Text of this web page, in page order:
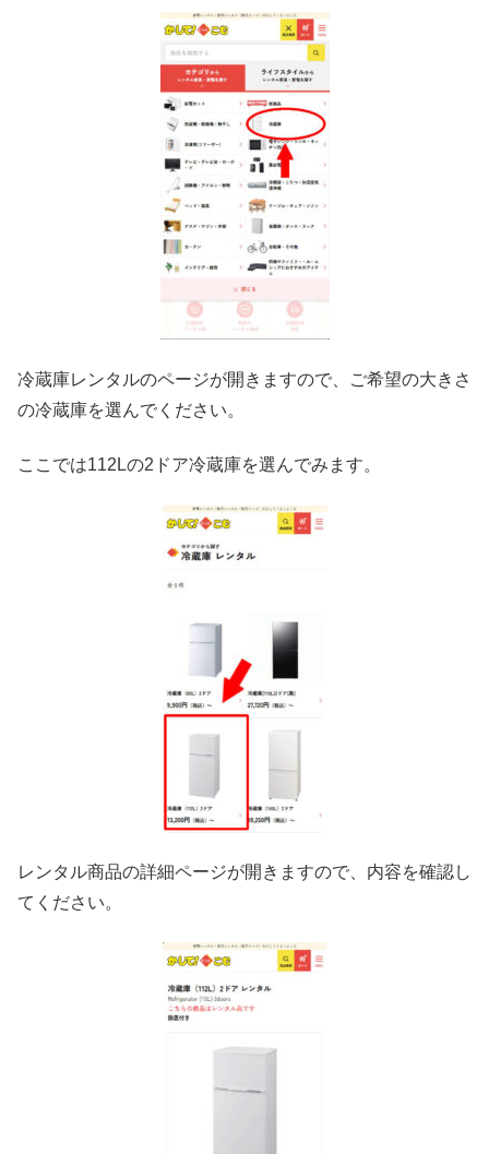
冷蔵庫レンタルのページが開きますので、ご希望の大きさ
の冷蔵庫を選んでください。
ここでは112Lの2ドア冷蔵庫を選んでみます。
レンタル商品の詳細ページが開きますので、内容を確認し
てください。